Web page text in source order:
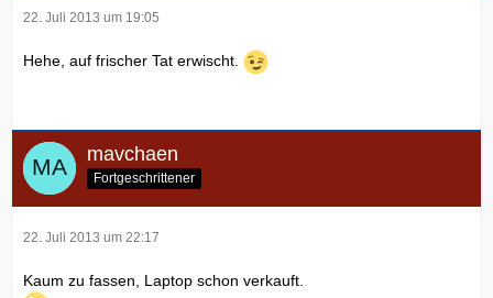
22. Juli 2013 um 19:05
Hehe, auf frischer Tat erwischt.
mavchaen
Fortgeschrittener
22. Juli 2013 um 22:17
Kaum zu fassen, Laptop schon verkauft.